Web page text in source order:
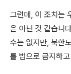
그런데, 이 조치는
은 아닌 것 같습니
수는 없지만, 북한
를 법으로 금지하